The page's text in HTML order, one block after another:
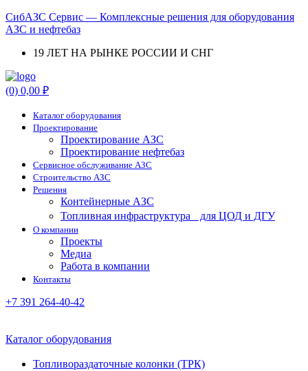
СибАЗС Сервис — Комплексные решения для оборудования
АЗС и нефтебаз
19 ЛЕТ НА РЫНКЕ РОССИИ И СНГ
Menu
(0) 0,00 ₽
Каталог оборудования
Проектирование
Проектирование АЗС
Проектирование нефтебаз
Cервисное обслуживание АЗС
Строительство АЗС
Решения
Контейнерные АЗС
Топливная инфраструктура для ЦОД и ДГУ
О компании
Проекты
Медиа
Работа в компании
Контакты
+7 391 264-40-42
Каталог оборудования
Топливораздаточные колонки (ТРК)